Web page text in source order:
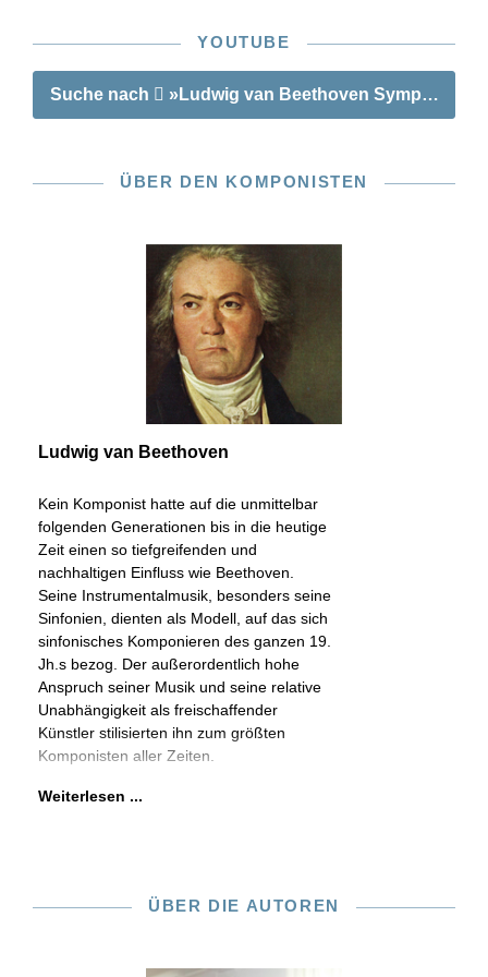
YOUTUBE
Suche nach »Ludwig van Beethoven Symphonie
ÜBER DEN KOMPONISTEN
Ludwig van Beethoven
Kein Komponist hatte auf die unmittelbar
folgenden Generationen bis in die heutige
Zeit einen so tiefgreifenden und
nachhaltigen Einfluss wie Beethoven.
Seine Instrumentalmusik, besonders seine
Sinfonien, dienten als Modell, auf das sich
sinfonisches Komponieren des ganzen 19.
Jh.s bezog. Der außerordentlich hohe
Anspruch seiner Musik und seine relative
Unabhängigkeit als freischaffender
Künstler stilisierten ihn zum größten
Komponisten aller Zeiten.
Weiterlesen ...
ÜBER DIE AUTOREN